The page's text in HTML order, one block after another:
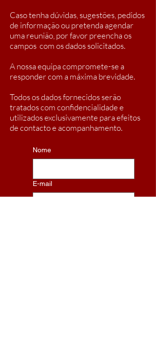
Caso tenha dúvidas, sugestões, pedidos
de informação ou pretenda agendar
uma reunião, por favor preencha os
campos com os dados solicitados.
A nossa equipa compromete-se a
responder com a máxima brevidade.
Todos os dados fornecidos serão
tratados com confidencialidade e
utilizados exclusivamente para efeitos
de contacto e acompanhamento.
Nome
E-mail